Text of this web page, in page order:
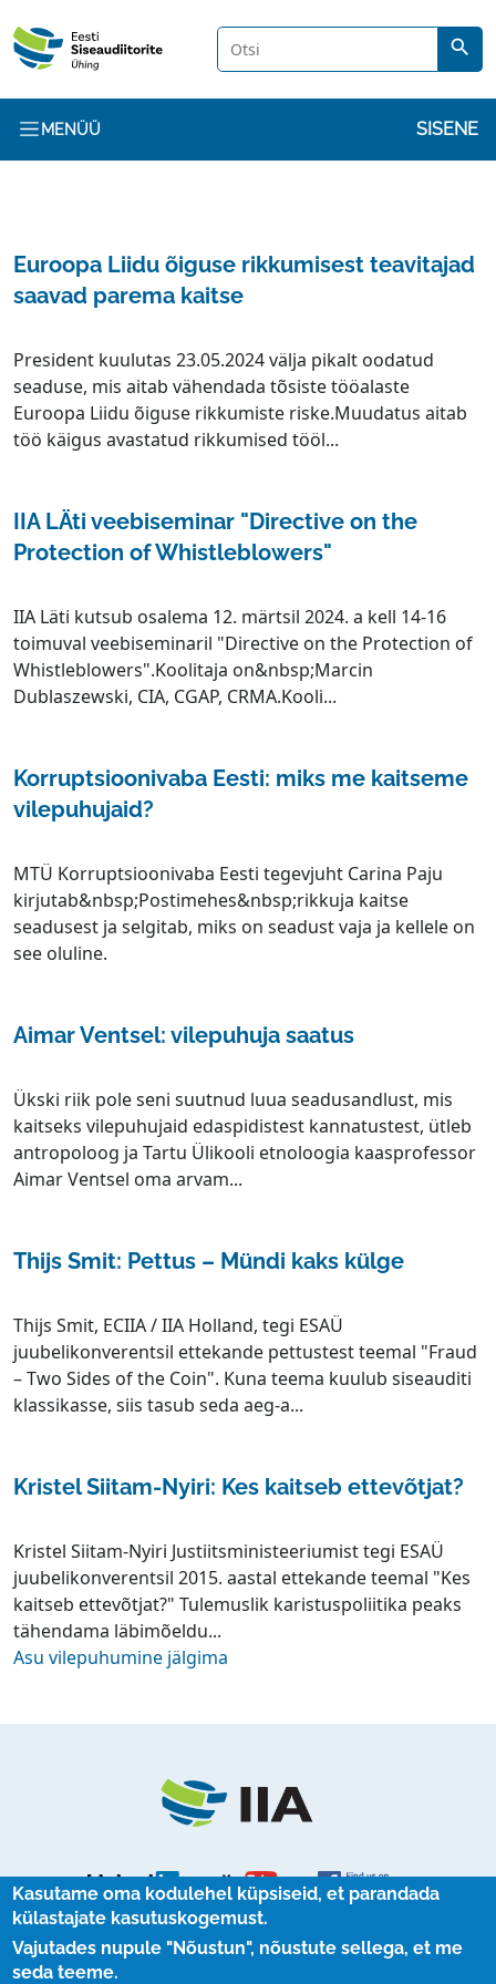
search
MENÜÜ SISENE
Euroopa Liidu õiguse rikkumisest teavitajad
saavad parema kaitse
President kuulutas 23.05.2024 välja pikalt oodatud
seaduse, mis aitab vähendada tõsiste tööalaste
Euroopa Liidu õiguse rikkumiste riske.Muudatus aitab
töö käigus avastatud rikkumised tööl...
IIA LÄti veebiseminar "Directive on the
Protection of Whistleblowers"
IIA Läti kutsub osalema 12. märtsil 2024. a kell 14-16
toimuval veebiseminaril "Directive on the Protection of
Whistleblowers".Koolitaja on&nbsp;Marcin
Dublaszewski, CIA, CGAP, CRMA.Kooli...
Korruptsioonivaba Eesti: miks me kaitseme
vilepuhujaid?
MTÜ Korruptsioonivaba Eesti tegevjuht Carina Paju
kirjutab&nbsp;Postimehes&nbsp;rikkuja kaitse
seadusest ja selgitab, miks on seadust vaja ja kellele on
see oluline.
Aimar Ventsel: vilepuhuja saatus
Ükski riik pole seni suutnud luua seadusandlust, mis
kaitseks vilepuhujaid edaspidistest kannatustest, ütleb
antropoloog ja Tartu Ülikooli etnoloogia kaasprofessor
Aimar Ventsel oma arvam...
Thijs Smit: Pettus – Mündi kaks külge
Thijs Smit, ECIIA / IIA Holland, tegi ESAÜ
juubelikonverentsil ettekande pettustest teemal "Fraud
– Two Sides of the Coin". Kuna teema kuulub siseauditi
klassikasse, siis tasub seda aeg-a...
Kristel Siitam-Nyiri: Kes kaitseb ettevõtjat?
Kristel Siitam-Nyiri Justiitsministeeriumist tegi ESAÜ
juubelikonverentsil 2015. aastal ettekande teemal "Kes
kaitseb ettevõtjat?" Tulemuslik karistuspoliitika peaks
tähendama läbimõeldu...
Asu vilepuhumine jälgima
UUDISKIRJAD
Kasutame oma kodulehel küpsiseid, et parandada
külastajate kasutuskogemust.
Vajutades nupule "Nõustun", nõustute sellega, et me
seda teeme.